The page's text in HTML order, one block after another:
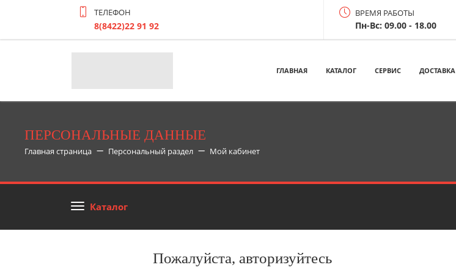
ТЕЛЕФОН
8(8422)22 91 92
ВРЕМЯ РАБОТЫ
Пн-Вс: 09.00 - 18.00
ГЛАВНАЯ КАТАЛОГ СЕРВИС ДОСТАВКА
ПЕРСОНАЛЬНЫЕ ДАННЫЕ
Главная страница Персональный раздел Мой кабинет
Каталог
Пожалуйста, авторизуйтесь